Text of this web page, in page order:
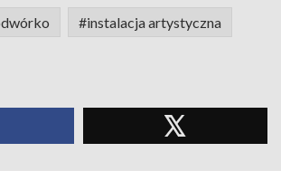
#instalacja artystyczna